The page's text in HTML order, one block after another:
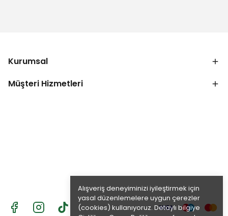
Alışveriş deneyiminizi iyileştirmek için
yasal düzenlemelere uygun çerezler
(cookies) kullanıyoruz. Detaylı bilgiye
Kurumsal
Müşteri Hizmetleri